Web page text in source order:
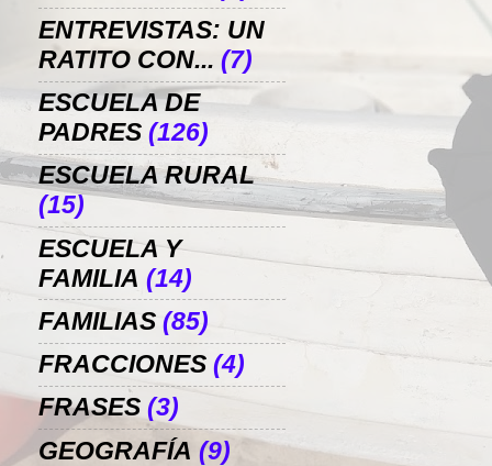
ENTREVISTAS: UN
RATITO CON... (7)
ESCUELA DE
PADRES (126)
ESCUELA RURAL
(15)
ESCUELA Y
FAMILIA (14)
FAMILIAS (85)
FRACCIONES (4)
FRASES (3)
GEOGRAFÍA (9)